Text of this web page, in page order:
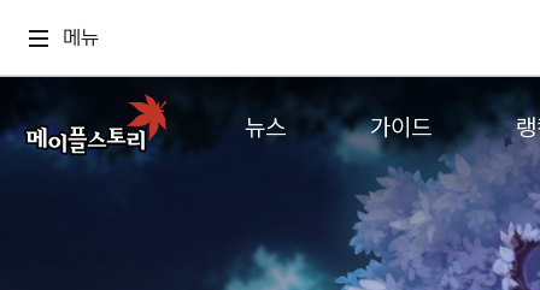
메뉴
뉴스
업데이트
이벤트
가이드
게임정보
직업소개
확률형 아이템
월드
컨텐